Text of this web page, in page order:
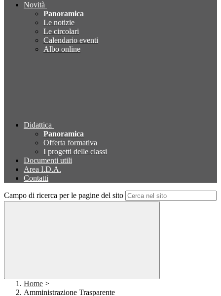
Novità
Panoramica
Le notizie
Le circolari
Calendario eventi
Albo online
Didattica
Panoramica
Offerta formativa
I progetti delle classi
Documenti utili
Area I.D.A.
Contatti
Campo di ricerca per le pagine del sito
Home >
Amministrazione Trasparente